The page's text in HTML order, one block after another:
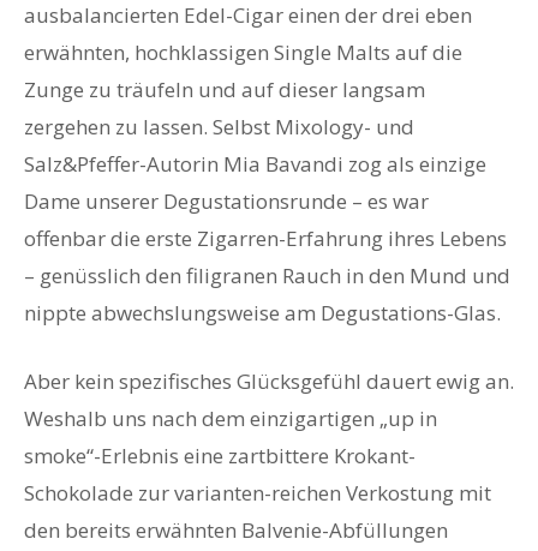
ausbalancierten Edel-Cigar einen der drei eben
erwähnten, hochklassigen Single Malts auf die
Zunge zu träufeln und auf dieser langsam
zergehen zu lassen. Selbst Mixology- und
Salz&Pfeffer-Autorin Mia Bavandi zog als einzige
Dame unserer Degustationsrunde – es war
offenbar die erste Zigarren-Erfahrung ihres Lebens
– genüsslich den filigranen Rauch in den Mund und
nippte abwechslungsweise am Degustations-Glas.
Aber kein spezifisches Glücksgefühl dauert ewig an.
Weshalb uns nach dem einzigartigen „up in
smoke“-Erlebnis eine zartbittere Krokant-
Schokolade zur varianten-reichen Verkostung mit
den bereits erwähnten Balvenie-Abfüllungen